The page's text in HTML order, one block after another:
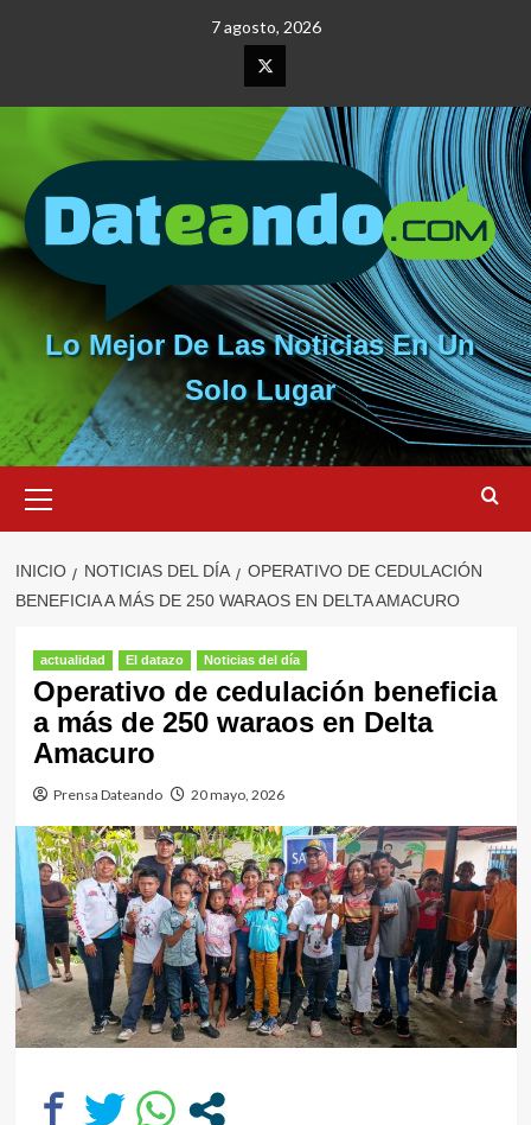
7 agosto, 2026
Elemento
del
menú
Lo Mejor De Las Noticias En Un
Solo Lugar
primario
INICIO NOTICIAS DEL DÍA
OPERATIVO DE CEDULACIÓN
BENEFICIA A MÁS DE 250 WARAOS EN DELTA AMACURO
actualidad El datazo Noticias del día
Operativo de cedulación beneficia
a más de 250 waraos en Delta
Amacuro
Prensa Dateando 20 mayo, 2026